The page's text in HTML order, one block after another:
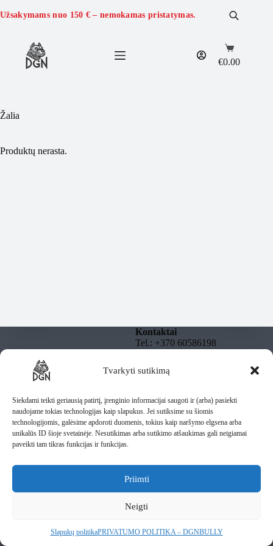
Tvarkyti sutikimą
Siekdami teikti geriausią patirtį, įrenginio informacijai saugoti ir (arba) pasiekti
naudojame tokias technologijas kaip slapukus. Jei sutiksime su šiomis
technologijomis, galėsime apdoroti duomenis, tokius kaip naršymo elgsena arba
unikalūs ID šioje svetainėje. Nesutikimas arba sutikimo atšaukimas gali neigiamai
paveikti tam tikras funkcijas ir funkcijas.
Priimti
Neigti
Slapukų politikaPRIVATUMO POLITIKA – DGNBULLY
to
Užsakymams nuo 150 € – nemokamas pristatymas.
Shopping
cart
€0.00
Žalia
Produktų nerasta.
Informacija
Taisyklės
Pristatymas
Kontaktai
Tel.: +370 60586198
DGNBULLY – Tomas
Daugnoras
Individuali veikla pagal
pažymą